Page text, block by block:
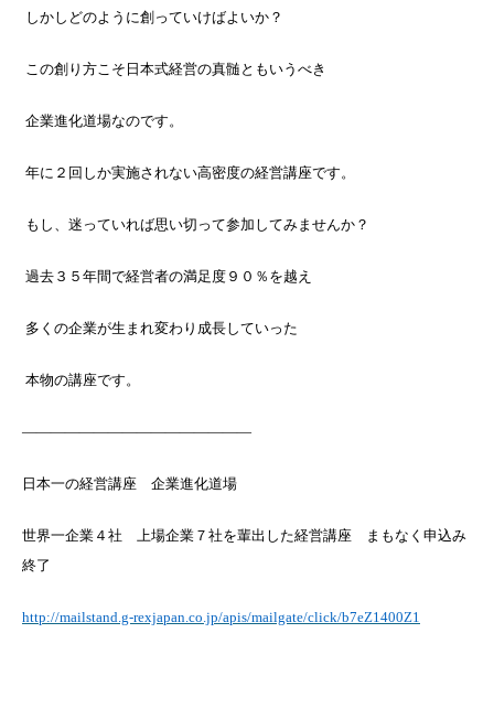
しかしどのように創っていけばよいか？
この創り方こそ日本式経営の真髄ともいうべき
企業進化道場なのです。
年に２回しか実施されない高密度の経営講座です。
もし、迷っていれば思い切って参加してみませんか？
過去３５年間で経営者の満足度９０％を越え
多くの企業が生まれ変わり成長していった
本物の講座です。
————————————————
日本一の経営講座 企業進化道場
世界一企業４社 上場企業７社を輩出した経営講座 まもなく申込み
終了
http://mailstand.g-rexjapan.co.jp/apis/mailgate/click/b7eZ1400Z1